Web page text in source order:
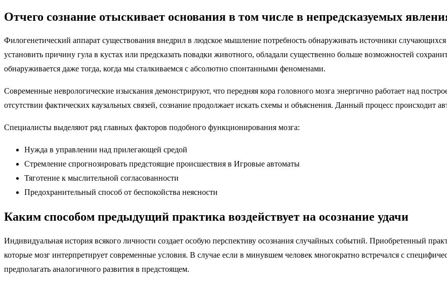
Отчего сознание отыскивает основания в том числе в непредсказуемых
Филогенетический аппарат существования внедрил в людское мышление потребность обнаруживать источники
установить причину гула в кустах или предсказать повадки животного, обладали существенно больше возможностей
обнаруживается даже тогда, когда мы сталкиваемся с абсолютно спонтанными феноменами.
Современные неврологические изыскания демонстрируют, что передняя кора головного мозга энергично работает над
отсутствии фактических каузальных связей, сознание продолжает искать схемы и объяснения. Данный процесс происходит
Специалисты выделяют ряд главных факторов подобного функционирования мозга:
Нужда в управлении над прилегающей средой
Стремление спрогнозировать предстоящие происшествия в Игровые автоматы
Тяготение к мыслительной согласованности
Предохранительный способ от беспокойства неясности
Каким способом предыдущий практика воздействует на осознание удачи
Индивидуальная история всякого личности создает особую перспективу осознания случайных событий. Приобретенный
которые мозг интерпретирует современные условия. В случае если в минувшем человек многократно встречался с
предполагать аналогичного развития в предстоящем.